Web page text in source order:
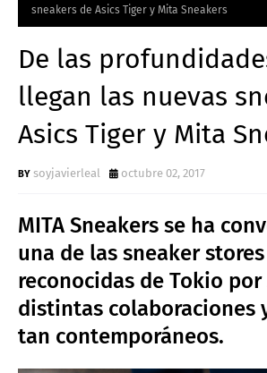
sneakers de Asics Tiger y Mita Sneakers
De las
llegan las nuevas
Asics Tiger y Mita
soyjavierleal octubre 02, 2017
MITA Sneakers se ha
una de las sneaker
reconocidas de Tokio por
distintas colaboraciones
tan contemporáneos.